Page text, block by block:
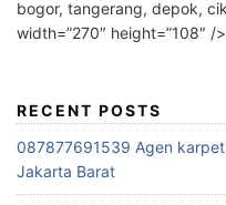
bogor, tangerang, depok,
width=”270″ height=”108″ /
RECENT POSTS
087877691539 Agen
Jakarta Barat